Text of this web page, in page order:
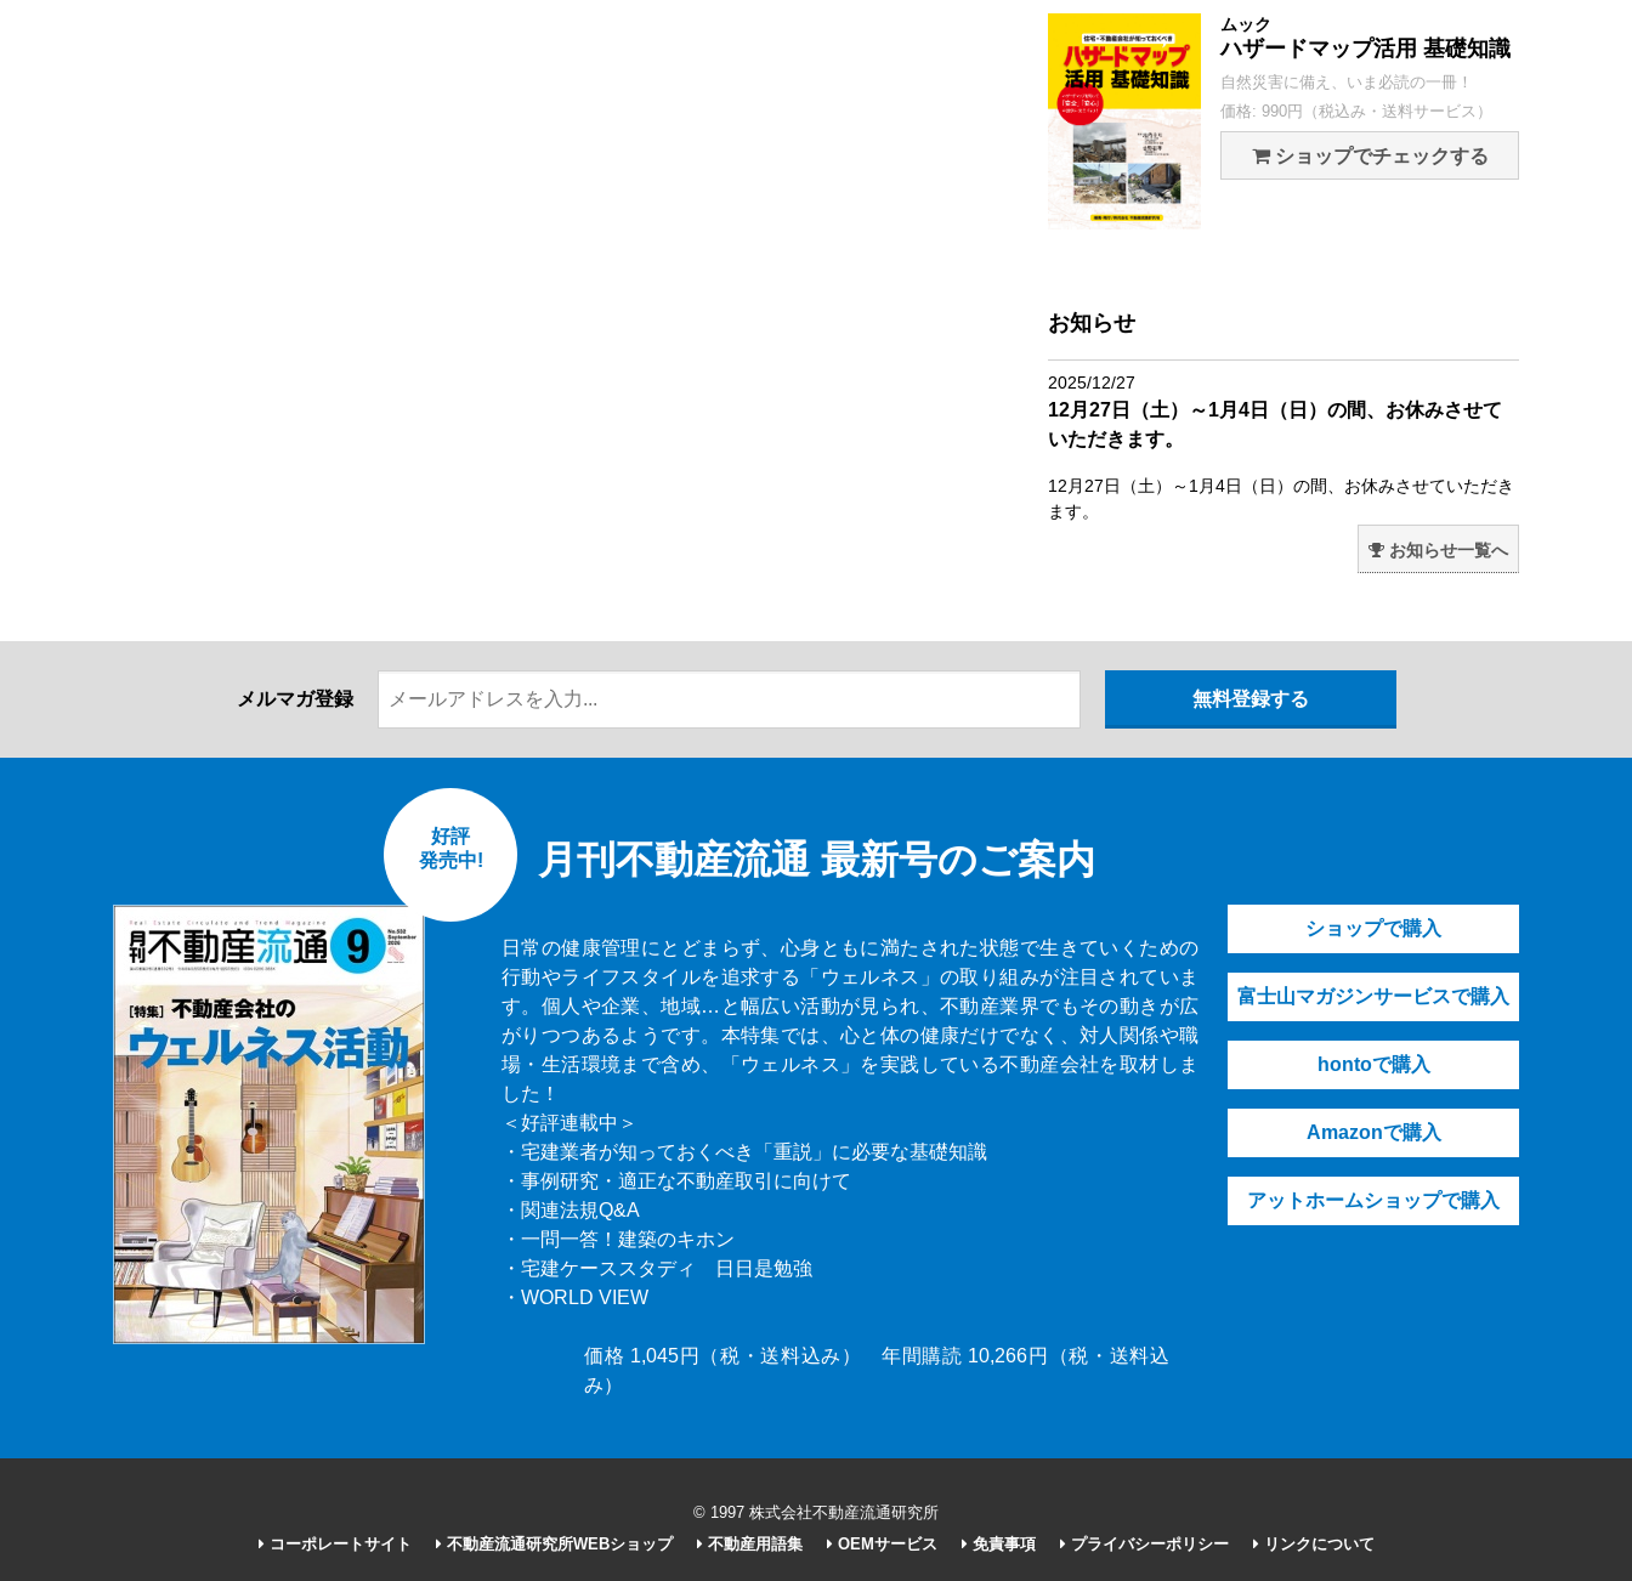
ムック
ハザードマップ活用 基礎知識
自然災害に備え、いま必読の一冊！
価格: 990円（税込み・送料サービス）
ショップでチェックする
お知らせ
2025/12/27
12月27日（土）～1月4日（日）の間、お休みさせて
いただきます。
12月27日（土）～1月4日（日）の間、お休みさせていただき
ます。
お知らせ一覧へ
メルマガ登録
月刊不動産流通 最新号のご案内
好評
発売中!
日常の健康管理にとどまらず、心身ともに満たされた状態で生きていくための
行動やライフスタイルを追求する「ウェルネス」の取り組みが注目されていま
す。個人や企業、地域…と幅広い活動が見られ、不動産業界でもその動きが広
がりつつあるようです。本特集では、心と体の健康だけでなく、対人関係や職
場・生活環境まで含め、「ウェルネス」を実践している不動産会社を取材しま
した！
＜好評連載中＞
・宅建業者が知っておくべき「重説」に必要な基礎知識
・事例研究・適正な不動産取引に向けて
・関連法規Q&A
・一問一答！建築のキホン
・宅建ケーススタディ 日日是勉強
・WORLD VIEW
価格 1,045円（税・送料込み） 年間購読 10,266円（税・送料込
み）
ショップで購入
富士山マガジンサービスで購入
hontoで購入
Amazonで購入
アットホームショップで購入
© 1997 株式会社不動産流通研究所
コーポレートサイト
不動産流通研究所WEBショップ 不動産用語集 OEMサービス 免責事項 プライバシーポリシー リンクについて